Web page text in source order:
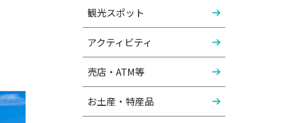
観光スポット
アクティビティ
売店・ATM等
お土産・特産品